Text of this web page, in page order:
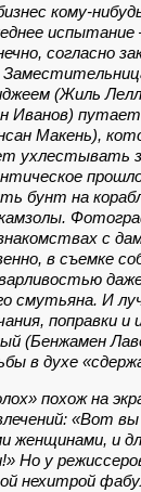
кому-
испытание
согласно
(Жиль
Иванов)
Макень),
ухлестывать
бунт на
с
в съемке
смутьяна. И
поправки
(Бенжамен
в духе
похож на
«Вот
и
Но у
нехитрой